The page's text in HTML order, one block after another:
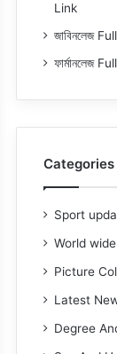
Link
জাবিনলেজ
ফার্মানলেজ
Categories
Sport
World
Picture
Latest
Degree